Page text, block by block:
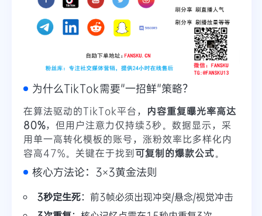
为什么TikTok需要"一招鲜"策略？
在算法驱动的TikTok平台， 内容重复曝光率高达
80%，但用户注意力仅持续3秒。数据显示，采
用单一高转化模板的账号，涨粉效率比多样化内
容高47%。关键在于找到可复制的爆款公式。
核心方法论：3×3黄金法则
3秒定生死：前3帧必须出现冲突/悬念/视觉冲击